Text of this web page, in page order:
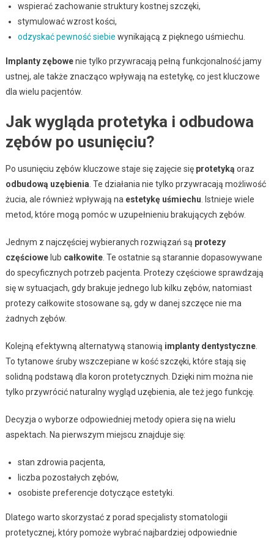
wspierać zachowanie struktury kostnej szczęki,
stymulować wzrost kości,
odzyskać pewność siebie wynikającą z pięknego uśmiechu.
Implanty zębowenie tylko przywracają pełną funkcjonalność jamy
ustnej, ale także znacząco wpływają na estetykę, co jest kluczowe
dla wielu pacjentów.
Jak wygląda protetyka i odbudowa
zębów po usunięciu?
Po usunięciu zębów kluczowe staje się zajęcie się protetyką oraz
odbudową uzębienia . Te działania nie tylko przywracają możliwość
żucia, ale również wpływają na estetykę uśmiechu . Istnieje wiele
metod, które mogą pomóc w uzupełnieniu brakujących zębów.
Jednym z najczęściej wybieranych rozwiązań są protezy
częściowelub całkowite. Te ostatnie są starannie dopasowywane
do specyficznych potrzeb pacjenta. Protezy częściowe sprawdzają
się w sytuacjach, gdy brakuje jednego lub kilku zębów, natomiast
protezy całkowite stosowane są, gdy w danej szczęce nie ma
żadnych zębów.
Kolejną efektywną alternatywą stanowią implanty dentystyczne.
To tytanowe śruby wszczepiane w kość szczęki, które stają się
solidną podstawą dla koron protetycznych. Dzięki nim można nie
tylko przywrócić naturalny wygląd uzębienia, ale też jego funkcję.
Decyzja o wyborze odpowiedniej metody opiera się na wielu
aspektach. Na pierwszym miejscu znajduje się:
stan zdrowia pacjenta,
liczba pozostałych zębów,
osobiste preferencje dotyczące estetyki.
Dlatego warto skorzystać z porad specjalisty stomatologii
protetycznej, który pomoże wybrać najbardziej odpowiednie